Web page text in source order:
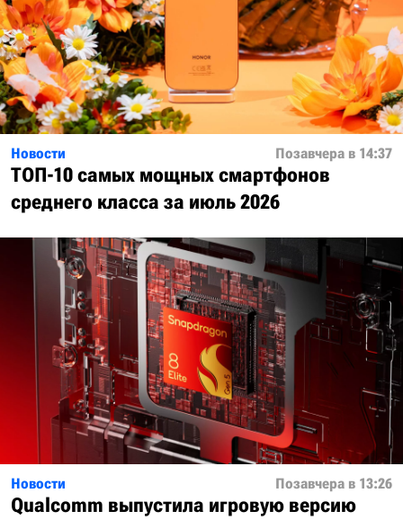
Новости Позавчера в 14:37
ТОП-10 самых мощных смартфонов
среднего класса за июль 2026
Новости Позавчера в 13:26
Qualcomm выпустила игровую версию